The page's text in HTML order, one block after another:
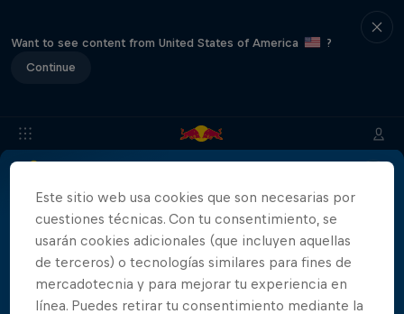
Want to see content from United States of America
?
Continue
Info Ubicación Saltadores Resultados Historia
Patrocinadores
Este sitio web usa cookies que son necesarias por
cuestiones técnicas. Con tu consentimiento, se
usarán cookies adicionales (que incluyen aquellas
de terceros) o tecnologías similares para fines de
mercadotecnia y para mejorar tu experiencia en
línea. Puedes retirar tu consentimiento mediante la